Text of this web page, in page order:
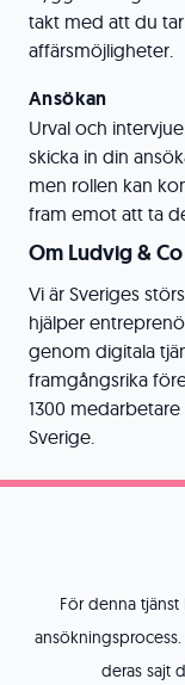
takt med att du
affärsmöjligheter.
Ansökan
Urval och
skicka in din
men rollen kan
fram emot att ta
Om Ludvig & Co
Vi är Sveriges
hjälper
genom digitala
framgångsrika
1300
Sverige.
För denna
deras sajt